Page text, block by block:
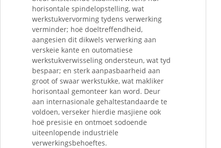
horisontale spindelopstelling, wat
werkstukvervorming tydens verwerking
verminder; hoë doeltreffendheid,
aangesien dit dikwels verwerking aan
verskeie kante en outomatiese
werkstukverwisseling ondersteun, wat tyd
bespaar; en sterk aanpasbaarheid aan
groot of swaar werkstukke, wat makliker
horisontaal gemonteer kan word. Deur
aan internasionale gehaltestandaarde te
voldoen, verseker hierdie masjiene ook
hoë presisie en ontmoet sodoende
uiteenlopende industriële
verwerkingsbehoeftes.